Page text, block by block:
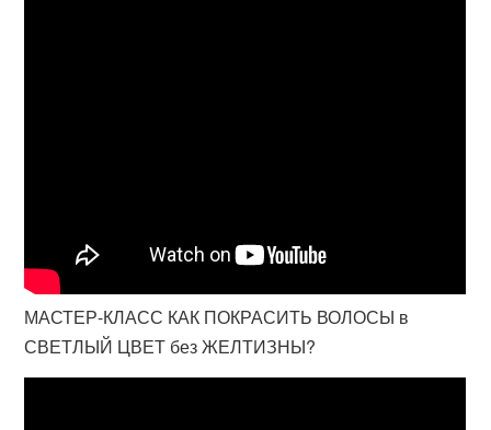
МАСТЕР-КЛАСС КАК ПОКРАСИТЬ ВОЛОСЫ в
СВЕТЛЫЙ ЦВЕТ без ЖЕЛТИЗНЫ?